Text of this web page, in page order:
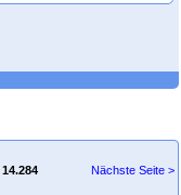
14.284
Nächste Seite >